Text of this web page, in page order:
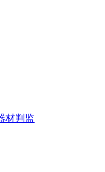
材判监